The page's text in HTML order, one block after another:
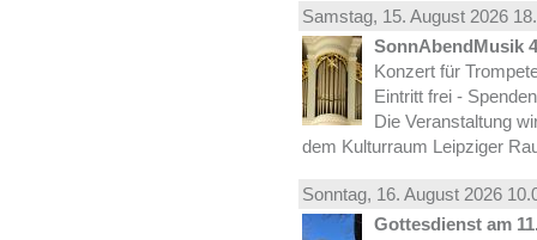
Samstag, 15. August 2026
SonnAbendMusik 4
Konzert für
Eintritt frei -
Die Veranstaltung
dem Kulturraum Leipziger
Sonntag, 16. August 2026
Gottesdienst am